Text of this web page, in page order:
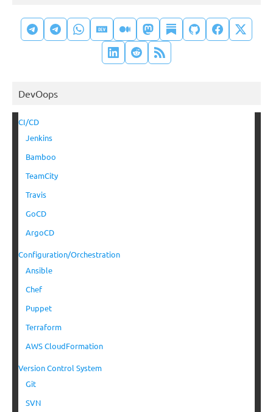
DevOops
CI/CD
Jenkins
Bamboo
TeamCity
Travis
GoCD
ArgoCD
Configuration/Orchestration
Ansible
Chef
Puppet
Terraform
AWS CloudFormation
Version Control System
Git
SVN